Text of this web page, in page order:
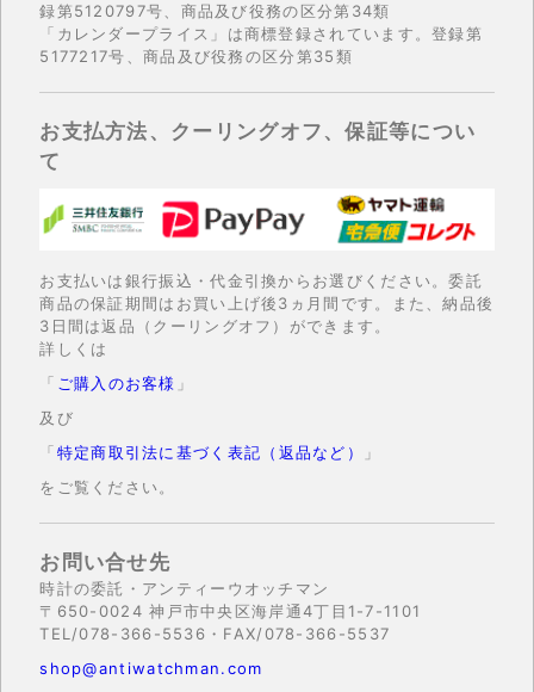
録第5120797号、商品及び役務の区分第34類
「カレンダープライス」は商標登録されています。登録第
5177217号、商品及び役務の区分第35類
お支払方法、クーリングオフ、保証等につい
て
お支払いは銀行振込・代金引換からお選びください。委託
商品の保証期間はお買い上げ後3ヵ月間です。また、納品後
3日間は返品（クーリングオフ）ができます。
詳しくは
「 ご購入のお客様 」
及び
「特定商取引法に基づく表記（返品など）
」
をご覧ください。
お問い合せ先
時計の委託・アンティーウオッチマン
〒650-0024 神戸市中央区海岸通4丁目1-7-1101
TEL/078-366-5536・FAX/078-366-5537
shop@antiwatchman.com